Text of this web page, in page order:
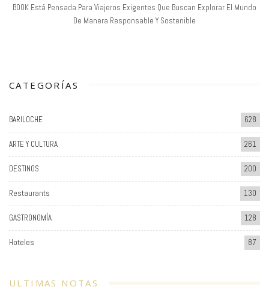
BOOK Está Pensada Para Viajeros Exigentes Que Buscan Explorar El Mundo
De Manera Responsable Y Sostenible
CATEGORÍAS
BARILOCHE 628
ARTE Y CULTURA 261
DESTINOS 200
Restaurants 130
GASTRONOMÍA 128
Hoteles 87
ULTIMAS NOTAS